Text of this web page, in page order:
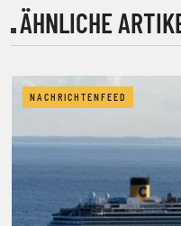
ÄHNLICHE
NACHRICHTENFEED